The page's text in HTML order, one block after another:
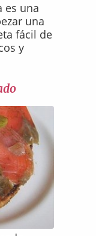
es una
una
fácil de
y